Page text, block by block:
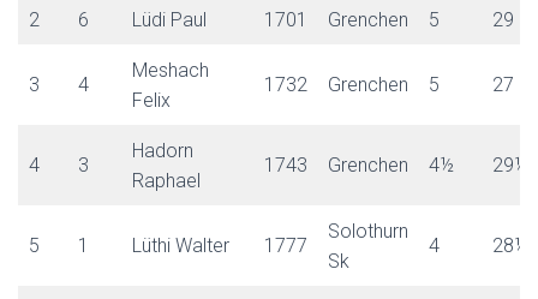
T
2 6 Lüdi Paul 1701 Grenchen 5 29
3 4
Meshach
Felix
1732 Grenchen 5 27
4 3
Hadorn
Raphael
1743 Grenchen 4½ 29½
5 1 Lüthi Walter 1777
Solothurn
Sk
4 28½